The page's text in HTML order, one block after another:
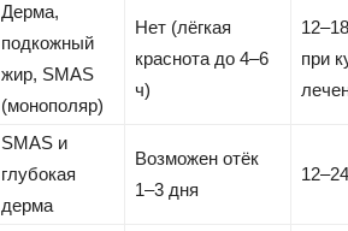
Дерма,
подкожный
жир, SMAS
(монополяр)
Нет (лёгкая
краснота до 4–6
ч)
при
SMAS и
глубокая
дерма
Возможен отёк
1–3 дня